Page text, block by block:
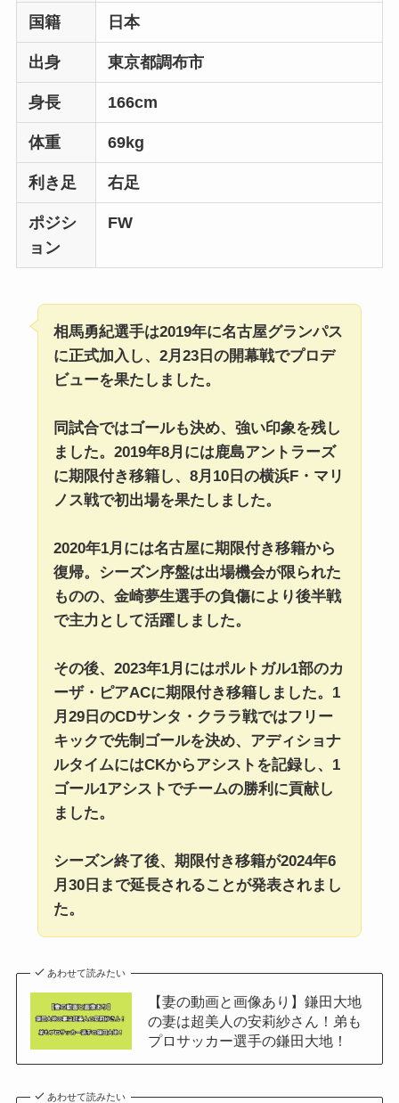
国籍 日本
出身 東京都調布市
身長 166cm
体重 69kg
利き足 右足
ポジシ
ョン
FW
相馬勇紀選手は2019年に名古屋グランパス
に正式加入し、2月23日の開幕戦でプロデ
ビューを果たしました。
同試合ではゴールも決め、強い印象を残し
ました。2019年8月には鹿島アントラーズ
に期限付き移籍し、8月10日の横浜F・マリ
ノス戦で初出場を果たしました。
2020年1月には名古屋に期限付き移籍から
復帰。シーズン序盤は出場機会が限られた
ものの、金崎夢生選手の負傷により後半戦
で主力として活躍しました。
その後、2023年1月にはポルトガル1部のカ
ーザ・ピアACに期限付き移籍しました。1
月29日のCDサンタ・クララ戦ではフリー
キックで先制ゴールを決め、アディショナ
ルタイムにはCKからアシストを記録し、1
ゴール1アシストでチームの勝利に貢献し
ました。
シーズン終了後、期限付き移籍が2024年6
月30日まで延長されることが発表されまし
た。
あわせて読みたい
【妻の動画と画像あり】鎌田大地
の妻は超美人の安莉紗さん！弟も
プロサッカー選手の鎌田大地！
あわせて読みたい